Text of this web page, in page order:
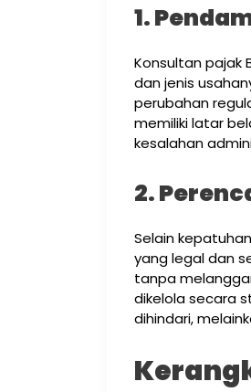
1.
Konsultan pajak
dan jenis
perubahan
memiliki latar
kesalahan
2.
Selain
yang legal dan
tanpa
dikelola secara
dihindari,